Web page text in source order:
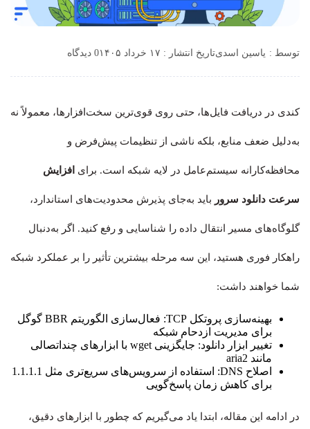
توسط : یاسین اسدیتاریخ انتشار : ۱۷ خرداد ۱۴۰۵ 0 دیدگاه
کندی در دریافت فایل‌ها، حتی روی قوی‌ترین سخت‌افزارها، معمولاً نه
به‌دلیل ضعف منابع، بلکه ناشی از تنظیمات پیش‌فرض و
محافظه‌کارانه سیستم‌عامل در لایه شبکه است. برای افزایش
سرعت دانلود سرور باید به‌جای پذیرش محدودیت‌های استاندارد،
گلوگاه‌های مسیر انتقال داده را شناسایی و رفع کنید. اگر به‌دنبال
راهکار فوری هستید، این سه مرحله بیشترین تأثیر را بر عملکرد شبکه
شما خواهند داشت:
بهینه‌سازی پروتکل TCP: فعال‌سازی الگوریتم BBR گوگل
برای مدیریت ازدحام شبکه
تغییر ابزار دانلود: جایگزینی wget با ابزارهای چنداتصالی
مانند aria2
اصلاح DNS: استفاده از سرویس‌های سریع‌تری مثل 1.1.1.1
برای کاهش زمان پاسخ‌گویی
در ادامه این مقاله، ابتدا یاد می‌گیریم که چطور با ابزارهای دقیق،